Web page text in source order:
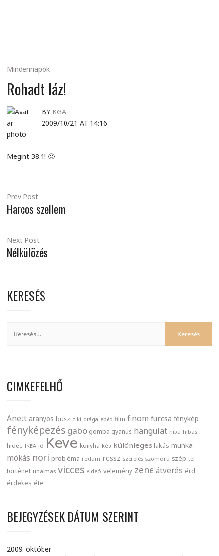
Mindennapok
Rohadt láz!
BY KGA
2009/10/21 AT 14:16
Megint 38.1! 🙁
Prev Post
Harcos szellem
Next Post
Nélkülözés
KERESÉS
CIMKEFELHŐ
Anett aranyos busz ciki drága ebéd film finom furcsa fénykép
fényképezés gabo gomba gyanús hangulat hiba hibás
hideg IKEA jó Keve konyha kép különleges lakás munka
mókás nori probléma reklám rossz szerelés szomorú szép tél
történet unalmas vicces videó vélemény zene átverés érd
érdekes étel
BEJEGYZÉSEK DÁTUM SZERINT
2009. október